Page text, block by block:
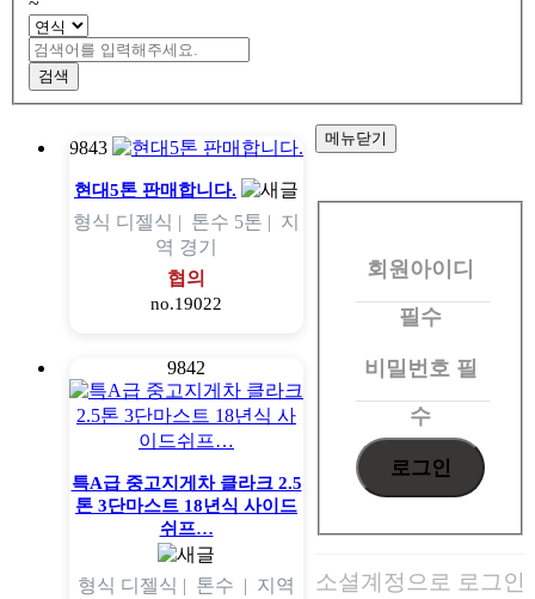
검색
9843
현대5톤 판매합니다.
형식 디젤식 | 톤수 5톤 | 지
역 경기
협의
no.19022
9842
특A급 중고지게차 클라크 2.5
톤 3단마스트 18년식 사이드
쉬프…
형식 디젤식 | 톤수 | 지역
메뉴닫기
회
회원아이디
필수
비밀번호 필
수
소셜계정으로 로그인